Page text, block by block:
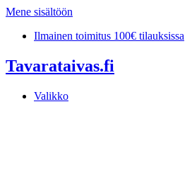
Mene sisältöön
Ilmainen toimitus 100€ tilauksissa
Tavarataivas.fi
Valikko